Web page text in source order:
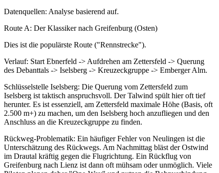
Datenquellen: Analyse basierend auf.
Route A: Der Klassiker nach Greifenburg (Osten)
Dies ist die populärste Route ("Rennstrecke").
Verlauf: Start Ebnerfeld -> Aufdrehen am Zettersfeld -> Querung
des Debanttals -> Iselsberg -> Kreuzeckgruppe -> Emberger Alm.
Schlüsselstelle Iselsberg: Die Querung vom Zettersfeld zum
Iselsberg ist taktisch anspruchsvoll. Der Talwind spült hier oft tief
herunter. Es ist essenziell, am Zettersfeld maximale Höhe (Basis, oft
2.500 m+) zu machen, um den Iselsberg hoch anzufliegen und den
Anschluss an die Kreuzeckgruppe zu finden.
Rückweg-Problematik: Ein häufiger Fehler von Neulingen ist die
Unterschätzung des Rückwegs. Am Nachmittag bläst der Ostwind
im Drautal kräftig gegen die Flugrichtung. Ein Rückflug von
Greifenburg nach Lienz ist dann oft mühsam oder unmöglich. Viele